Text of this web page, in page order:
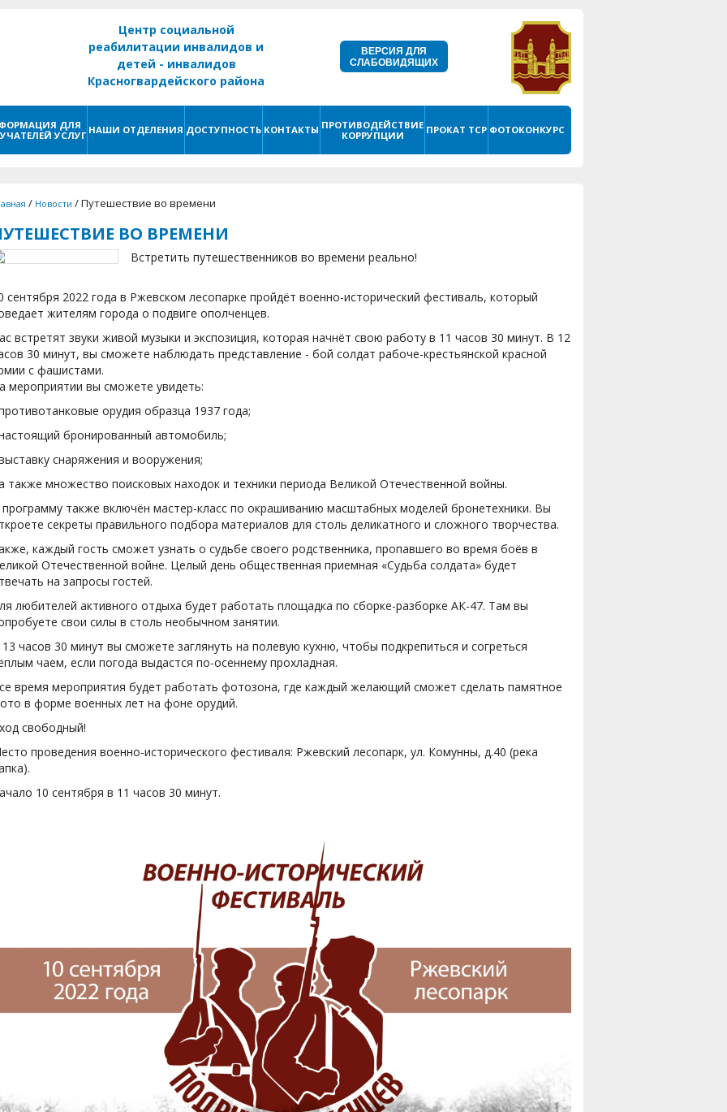
Центр социальной
реабилитации инвалидов и
детей - инвалидов
Красногвардейского района
ВЕРСИЯ ДЛЯ
СЛАБОВИДЯЩИХ
ДЛЯ
УСЛУГ НАШИ ОТДЕЛЕНИЯ ДОСТУПНОСТЬ КОНТАКТЫ ПРОТИВОДЕЙСТВИЕ
КОРРУПЦИИ
ПРОКАТ ТСР ФОТОКОНКУРС
/ Новости /Путешествие во времени
ВО ВРЕМЕНИ
Встретить путешественников во времени реально!
сентября 2022 года в Ржевском лесопарке пройдёт военно-исторический фестиваль, который
жителям города о подвиге ополченцев.
встретят звуки живой музыки и экспозиция, которая начнёт свою работу в 11 часов 30 минут. В 12
30 минут, вы сможете наблюдать представление - бой солдат рабоче-крестьянской красной
с фашистами.
мероприятии вы сможете увидеть:
орудия образца 1937 года;
бронированный автомобиль;
снаряжения и вооружения;
также множество поисковых находок и техники периода Великой Отечественной войны.
также включён мастер-класс по окрашиванию масштабных моделей бронетехники. Вы
секреты правильного подбора материалов для столь деликатного и сложного творчества.
каждый гость сможет узнать о судьбе своего родственника, пропавшего во время боёв в
Отечественной войне. Целый день общественная приемная «Судьба солдата» будет
на запросы гостей.
любителей активного отдыха будет работать площадка по сборке-разборке АК-47. Там вы
свои силы в столь необычном занятии.
часов 30 минут вы сможете заглянуть на полевую кухню, чтобы подкрепиться и согреться
чаем, если погода выдастся по-осеннему прохладная.
время мероприятия будет работать фотозона, где каждый желающий сможет сделать памятное
в форме военных лет на фоне орудий.
свободный!
проведения военно-исторического фестиваля: Ржевский лесопарк, ул. Комунны, д.40 (река
10 сентября в 11 часов 30 минут.